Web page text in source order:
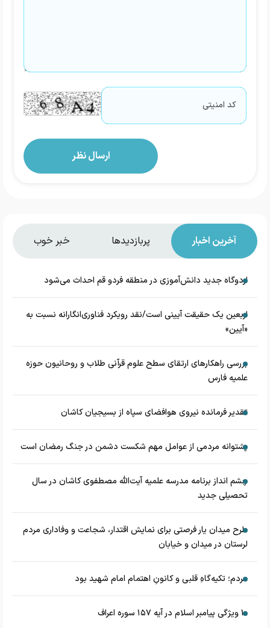
آخرین اخبار پربازدیدها خبر خوب
اردوگاه جدید دانش‌آموزی در منطقه فردو قم احداث می‌شود
اربعین یک حقیقت آیینی است/نقد رویکرد فناوری‌انگارانه نسبت به
«آیین»
بررسی راهکارهای ارتقای سطح علوم قرآنی طلاب و روحانیون حوزه
علمیه فارس
تقدیر فرمانده نیروی هوافضای سپاه از بسیجیان کاشان
پشتوانه مردمی از عوامل مهم شکست دشمن در جنگ رمضان است
چشم‌ انداز برنامه مدرسه علمیه آیت‌الله مصطفوی کاشان در سال
تحصیلی جدید
طرح میدان یار فرصتی برای نمایش اقتدار، شجاعت و وفاداری مردم
لرستان در میدان و خیابان
مردم؛ تکیه‌گاهِ قلبی و کانونِ اهتمام امام شهید بود
۱۰ ویژگی پیامبر اسلام در آیه ۱۵۷ سوره اعراف